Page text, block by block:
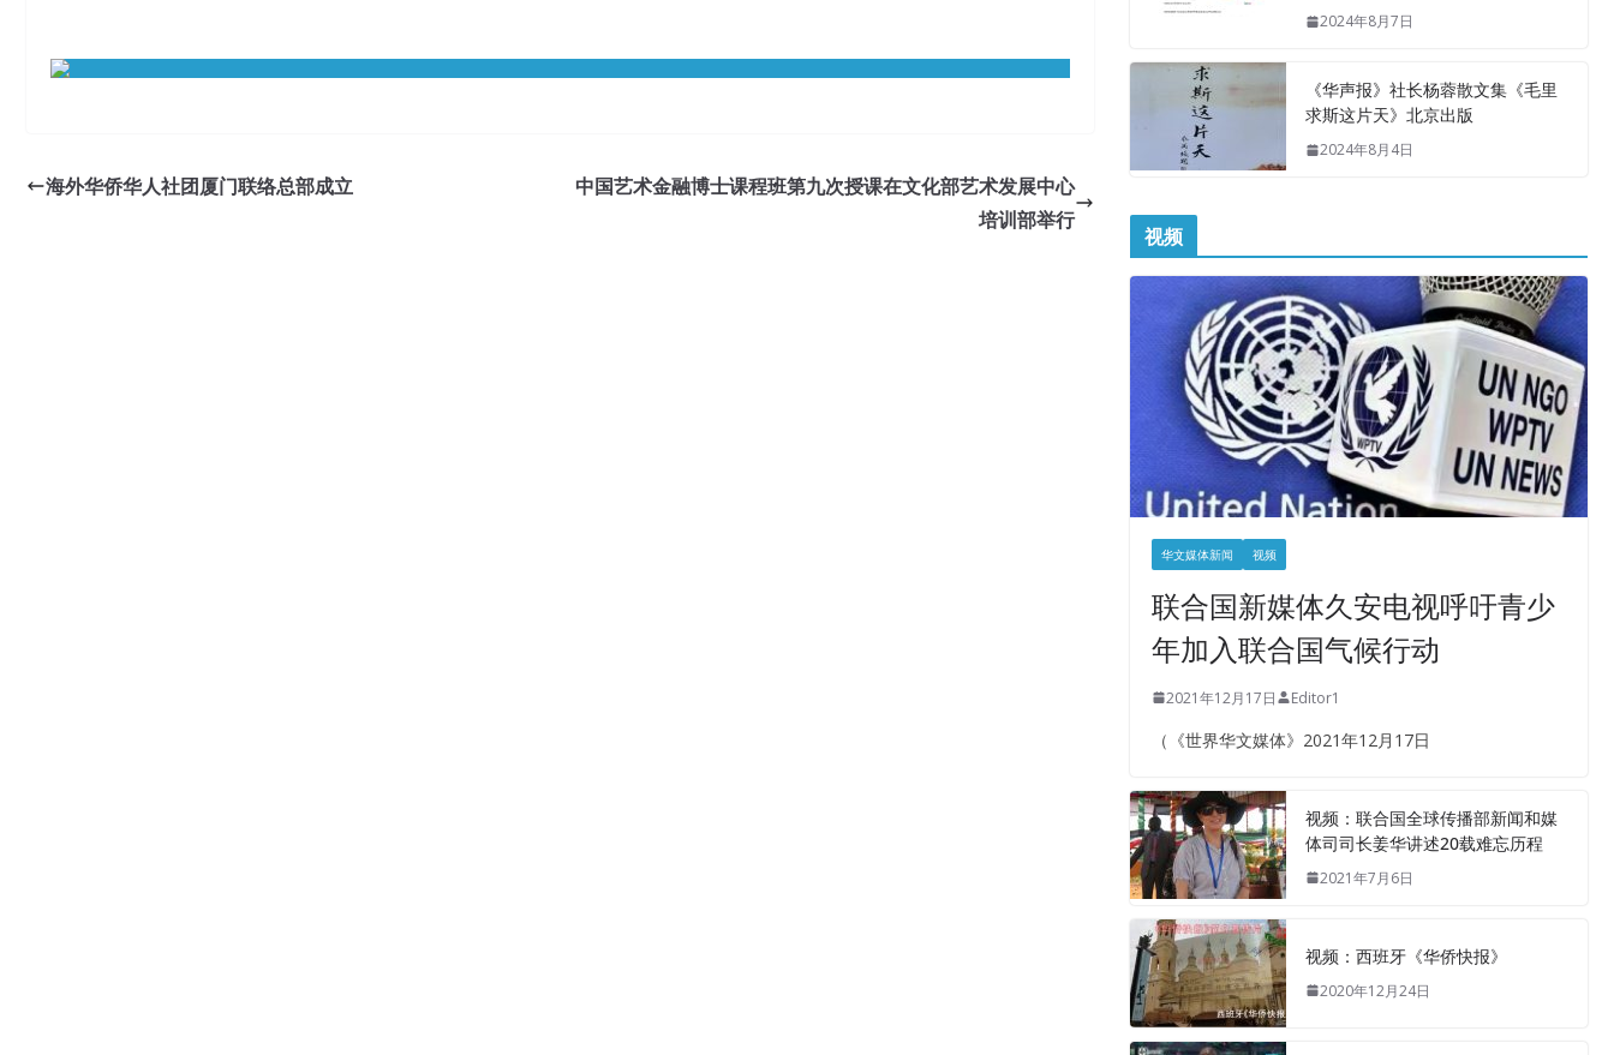
海外华侨华人社团厦门联络总部成立
中国艺术金融博士课程班第九次授课在文化部艺术发展中心
培训部举行
2024年8月7日
《华声报》社长杨蓉散文集《毛里
求斯这片天》北京出版
2024年8月4日
视频
华文媒体新闻 视频
联合国新媒体久安电视呼吁青少
年加入联合国气候行动
2021年12月17日 Editor1
（《世界华文媒体》2021年12月17日
视频：联合国全球传播部新闻和媒
体司司长姜华讲述20载难忘历程
2021年7月6日
视频：西班牙《华侨快报》
2020年12月24日